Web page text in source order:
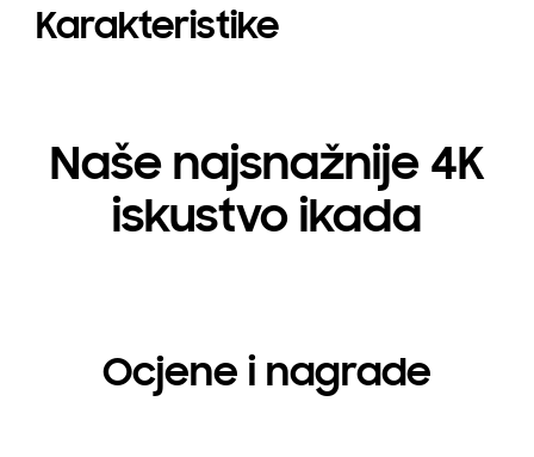
Karakteristike
Naše najsnažnije 4K
iskustvo ikada
Ocjene i nagrade